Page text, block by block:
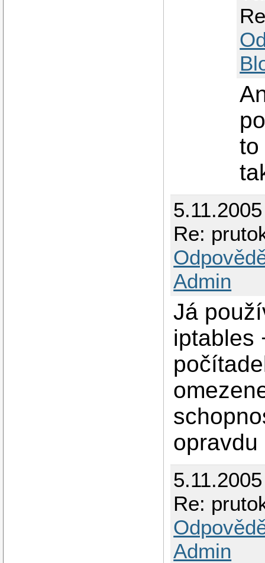
to
Re:
Admin
Já
iptables
opravdu
Re:
Admin